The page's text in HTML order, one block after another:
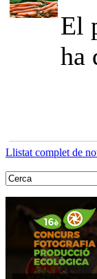
El
ha
Llistat complet de